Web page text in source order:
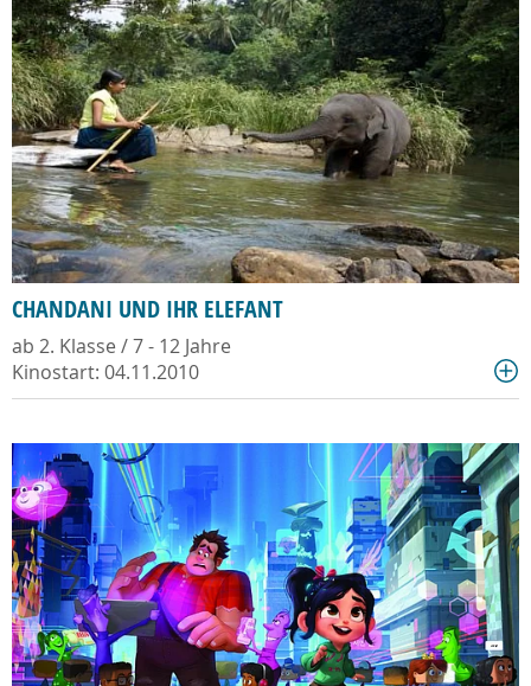
CHANDANI UND IHR ELEFANT
ab 2. Klasse / 7 - 12 Jahre
Kinostart: 04.11.2010